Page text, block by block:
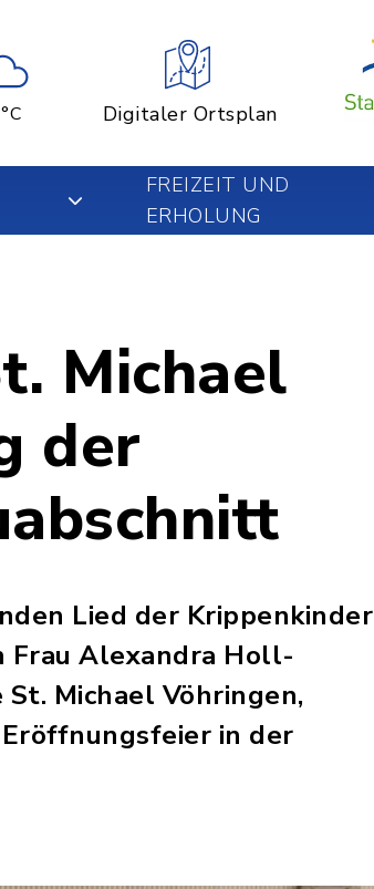
Digitaler Ortsplan
FREIZEIT UND
ERHOLUNG
Michael
der
Lied der Krippenkinder
Frau Alexandra Holl-
Michael Vöhringen,
in der